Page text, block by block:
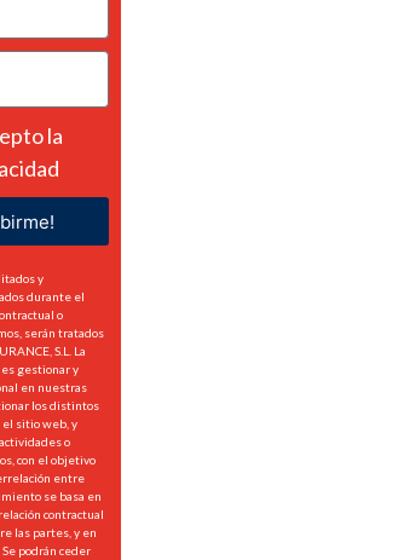
la
y
durante el
o
serán tratados
S.L. La
gestionar y
en nuestras
los distintos
el sitio web, y
o
con el objetivo
entre
se basa en
contractual
las partes, y en
podrán ceder